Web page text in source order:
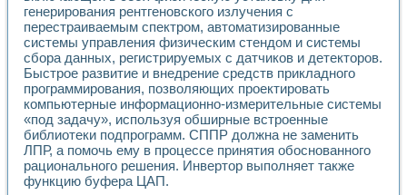
Применение LabVIEW для исследования течения в
Создание виртуальной работы «Изучение магнитных
Обратный маятник
Устройство для изучения основ интерфейсов обмена по
Лабораторный практикум: изучение адиабатического
Стенд для исследования электрических переходных
Система статистической обработки результатов
Автоматизация лазерно-плазменных измерений с
Модельно-измерительный комплекс. Назначение. Состав.
Использование технологий NATIONAL INSTRUMENTS
Учебный практикум "Спектральный и корреляционный
генерирования рентгеновского излучения с
перестраиваемым спектром, автоматизированные
системы управления физическим стендом и системы
сбора данных, регистрируемых с датчиков и детекторов.
Быстрое развитие и внедрение средств прикладного
программирования, позволяющих проектировать
компьютерные информационно-измерительные системы
«под задачу», используя обширные встроенные
библиотеки подпрограмм. СППР должна не заменить
ЛПР, а помочь ему в процессе принятия обоснованного
рационального решения. Инвертор выполняет также
функцию буфера ЦАП.